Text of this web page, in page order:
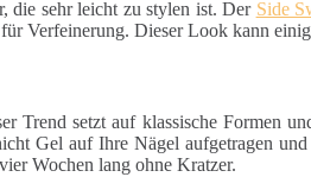
die sehr leicht zu stylen ist. Der Side
Verfeinerung. Dieser Look kann
Trend setzt auf klassische Formen
Gel auf Ihre Nägel aufgetragen und
Wochen lang ohne Kratzer.